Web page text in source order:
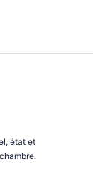
état et